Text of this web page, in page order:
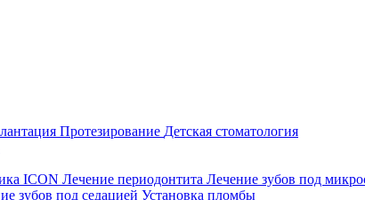
Протезирование Детская стоматология
ICON Лечение периодонтита Лечение зубов под
зубов под седацией Установка пломбы